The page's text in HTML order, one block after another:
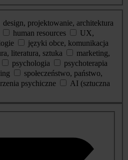
design, projektowanie, architektura
human resources
UX,
języki obce, komunikacja
literatura, sztuka
marketing,
psychologia
psychoterapia
społeczeństwo, państwo,
psychiczne
AI (sztuczna